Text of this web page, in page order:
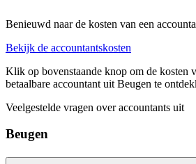
Benieuwd naar de kosten van een
Bekijk de accountantskosten
Klik op bovenstaande knop om de kosten
betaalbare accountant uit Beugen te
Veelgestelde vragen over accountants uit
Beugen